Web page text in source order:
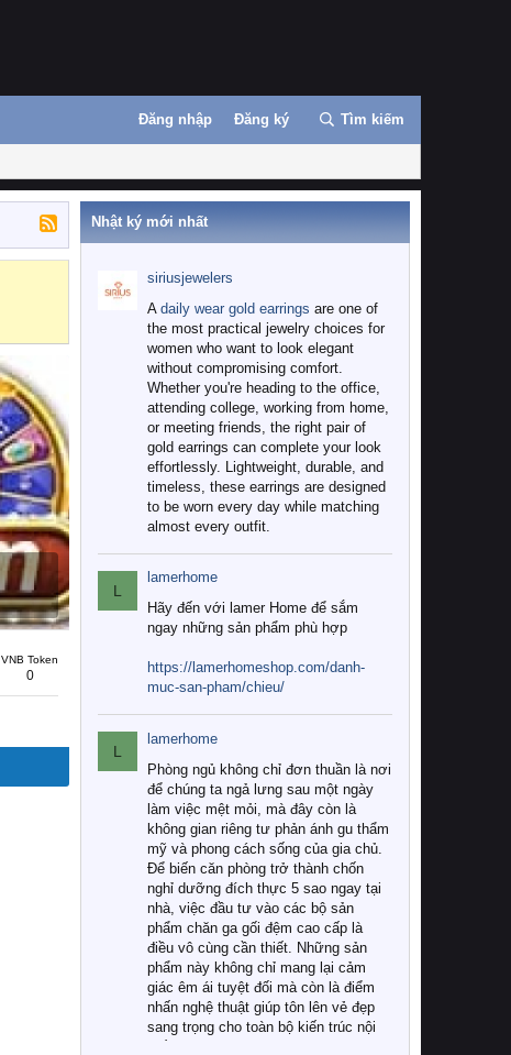
Đăng nhập Đăng ký Tìm kiếm
VNB Token
0
Nhật ký mới nhất
siriusjewelers
A daily wear gold earrings are one of
the most practical jewelry choices for
women who want to look elegant
without compromising comfort.
Whether you're heading to the office,
attending college, working from home,
or meeting friends, the right pair of
gold earrings can complete your look
effortlessly. Lightweight, durable, and
timeless, these earrings are designed
to be worn every day while matching
almost every outfit.
L
lamerhome
Hãy đến với lamer Home để sắm
ngay những sản phẩm phù hợp
https://lamerhomeshop.com/danh-
muc-san-pham/chieu/
L
lamerhome
Phòng ngủ không chỉ đơn thuần là nơi
để chúng ta ngả lưng sau một ngày
làm việc mệt mỏi, mà đây còn là
không gian riêng tư phản ánh gu thẩm
mỹ và phong cách sống của gia chủ.
Để biến căn phòng trở thành chốn
nghỉ dưỡng đích thực 5 sao ngay tại
nhà, việc đầu tư vào các bộ sản
phẩm chăn ga gối đệm cao cấp là
điều vô cùng cần thiết. Những sản
phẩm này không chỉ mang lại cảm
giác êm ái tuyệt đối mà còn là điểm
nhấn nghệ thuật giúp tôn lên vẻ đẹp
sang trọng cho toàn bộ kiến trúc nội